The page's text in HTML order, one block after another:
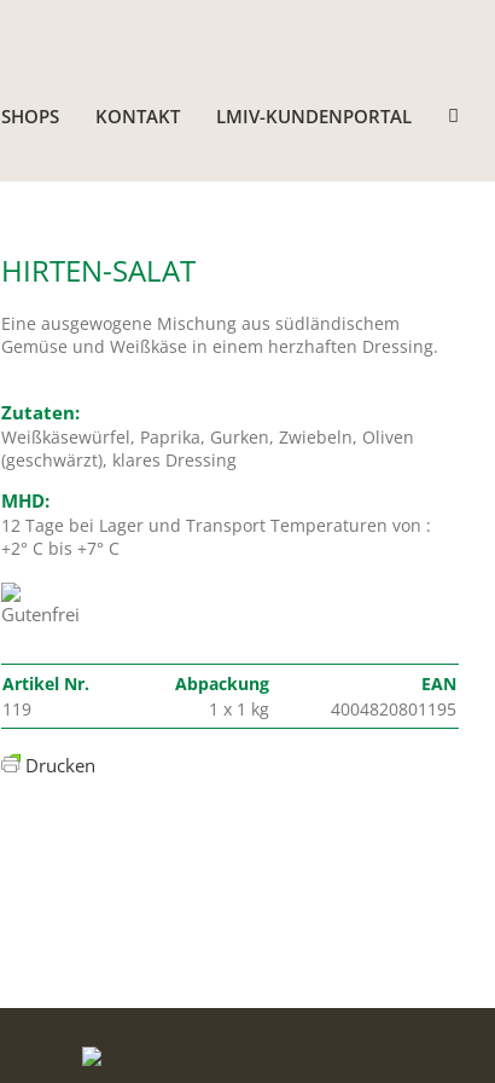
SHOPS KONTAKT LMIV-KUNDENPORTAL
HIRTEN-SALAT
Eine ausgewogene Mischung aus südländischem
Gemüse und Weißkäse in einem herzhaften Dressing.
Zutaten:
Weißkäsewürfel, Paprika, Gurken, Zwiebeln, Oliven
(geschwärzt), klares Dressing
MHD:
12 Tage bei Lager und Transport Temperaturen von :
+2° C bis +7° C
Artikel Nr. Abpackung
EAN
119
1 x 1 kg 4004820801195
Drucken